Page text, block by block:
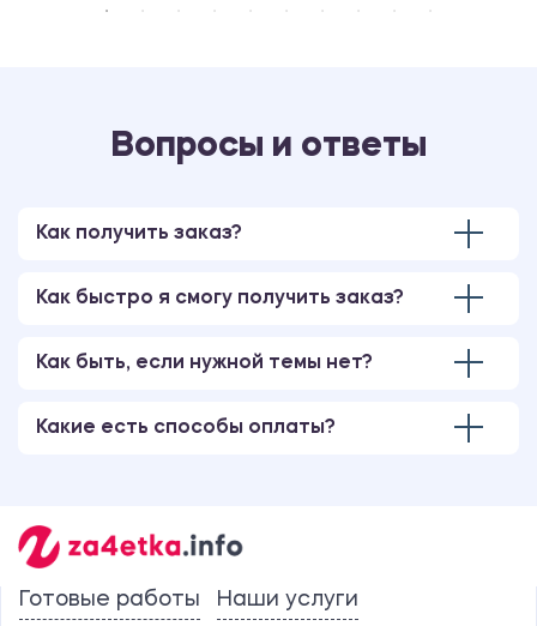
Вопросы и ответы
Как получить заказ?
Как быстро я смогу получить заказ?
Как быть, если нужной темы нет?
Какие есть способы оплаты?
Готовые работы
Наши услуги